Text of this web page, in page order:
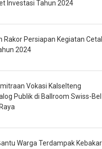
Investasi Tahun 2024
Rakor Persiapan Kegiatan
2024
Vokasi Kalselteng
Publik di Ballroom Swiss-Bel
Warga Terdampak